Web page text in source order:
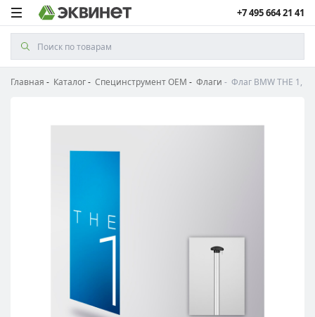
+7 495 664 21 41
Главная Каталог Специнструмент ОЕМ Флаги Флаг BMW THE 1,